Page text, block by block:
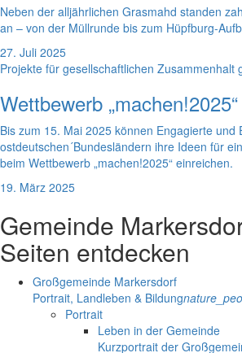
Neben der alljährlichen Grasmahd standen
an – von der Müllrunde bis zum Hüpfburg-
27. Juli 2025
Projekte für gesellschaftlichen Zusammenhalt
Wettbewerb „machen!2025“
Bis zum 15. Mai 2025 können Engagierte und
ostdeutschen´Bundesländern ihre Ideen für
beim Wettbewerb „machen!2025“ einreichen.
19. März 2025
Gemeinde
Seiten entdecken
Großgemeinde Markersdorf
Portrait, Landleben & Bildung
Portrait
Leben in der Gemeinde
Kurzportrait der